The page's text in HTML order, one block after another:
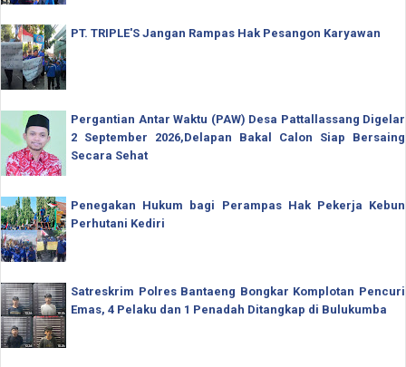
PT. TRIPLE'S Jangan Rampas Hak Pesangon Karyawan
Pergantian Antar Waktu (PAW) Desa Pattallassang Digelar
2 September 2026,Delapan Bakal Calon Siap Bersaing
Secara Sehat
Penegakan Hukum bagi Perampas Hak Pekerja Kebun
Perhutani Kediri
Satreskrim Polres Bantaeng Bongkar Komplotan Pencuri
Emas, 4 Pelaku dan 1 Penadah Ditangkap di Bulukumba